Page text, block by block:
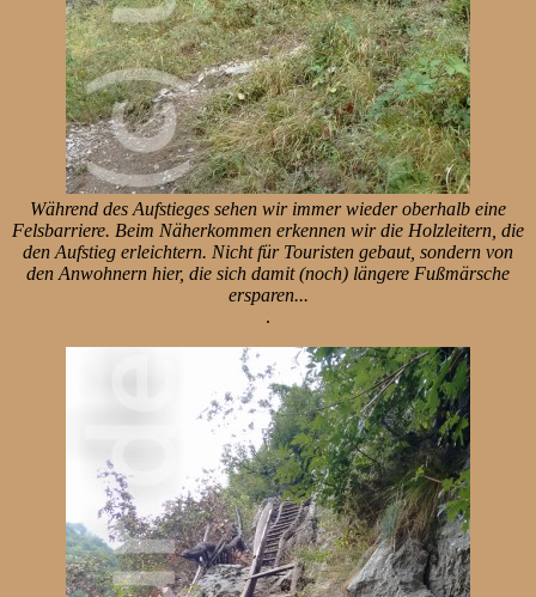
Während des Aufstieges sehen wir immer wieder oberhalb eine
Felsbarriere. Beim Näherkommen erkennen wir die Holzleitern, die
den Aufstieg erleichtern. Nicht für Touristen gebaut, sondern von
den Anwohnern hier, die sich damit (noch) längere Fußmärsche
ersparen...
.